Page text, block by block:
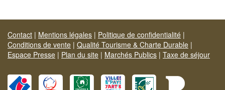
Contact | Mentions légales | Politique de confidentialité |
Conditions de vente | Qualité Tourisme & Charte Durable |
Espace Presse | Plan du site | Marchés Publics | Taxe de séjour